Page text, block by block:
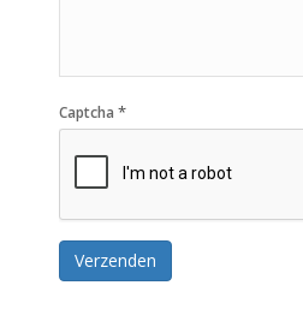
Captcha *
Verzenden